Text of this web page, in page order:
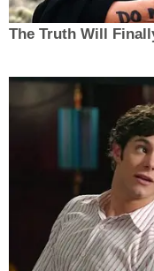
The Truth Will